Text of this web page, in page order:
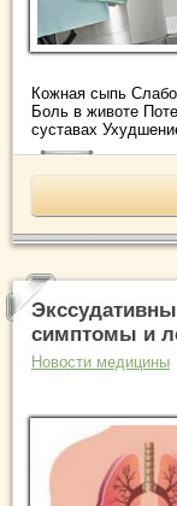
Кожная сыпь
Боль в животе
суставах
симптомы и
Новости медицины